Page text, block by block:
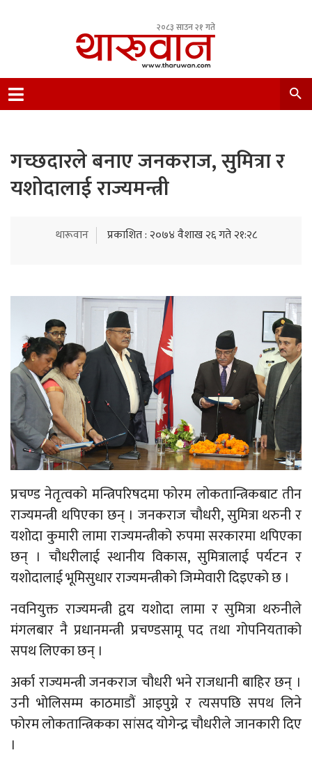
२०८३ साउन २१ गते
Nepal.
गच्छदारले बनाए जनकराज, सुमित्रा र
यशोदालाई राज्यमन्त्री
थारूवान प्रकाशित : २०७४ वैशाख २६ गते २१:२८
प्रचण्ड नेतृत्वको मन्त्रिपरिषदमा फोरम लोकतान्त्रिकबाट तीन
राज्यमन्त्री थपिएका छन् । जनकराज चौधरी, सुमित्रा थरुनी र
यशोदा कुमारी लामा राज्यमन्त्रीको रुपमा सरकारमा थपिएका
छन् । चौधरीलाई स्थानीय विकास, सुमित्रालाई पर्यटन र
यशोदालाई भूमिसुधार राज्यमन्त्रीको जिम्मेवारी दिइएको छ ।
नवनियुक्त राज्यमन्त्री द्वय यशोदा लामा र सुमित्रा थरुनीले
मंगलबार नै प्रधानमन्त्री प्रचण्डसामू पद तथा गोपनियताको
सपथ लिएका छन् ।
अर्का राज्यमन्त्री जनकराज चौधरी भने राजधानी बाहिर छन् ।
उनी भोलिसम्म काठमाडौं आइपुग्ने र त्यसपछि सपथ लिने
फोरम लोकतान्त्रिकका सांसद योगेन्द्र चौधरीले जानकारी दिए
।